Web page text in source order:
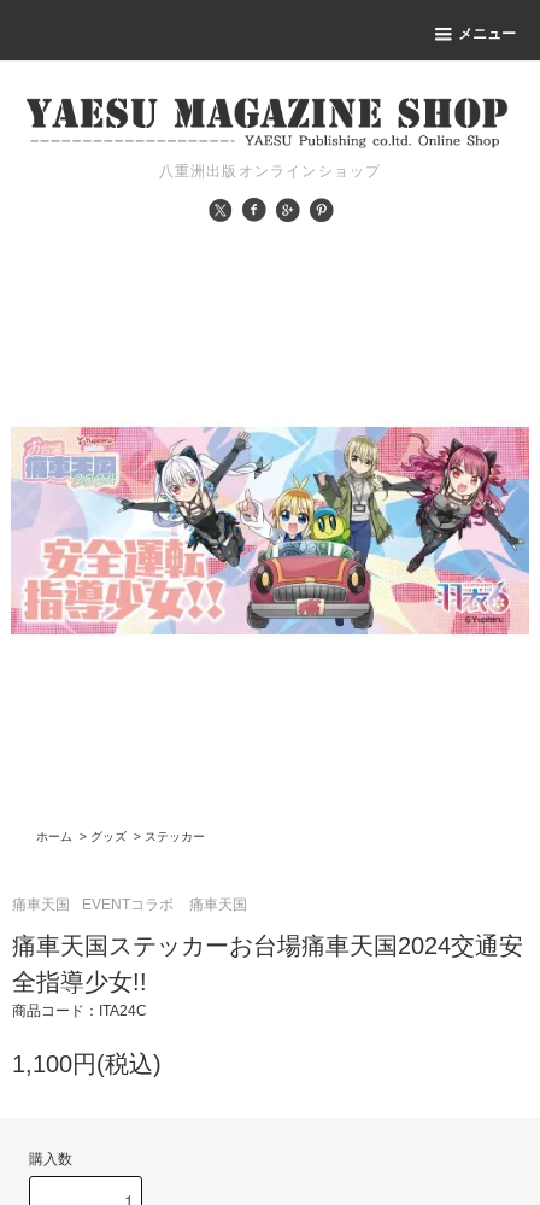
メニュー
八重洲出版オンラインショップ
ホーム > グッズ > ステッカー
痛車天国 EVENTコラボ 痛車天国
痛車天国ステッカーお台場痛車天国2024交通安
全指導少女!!
商品コード：ITA24C
1,100円(税込)
購入数